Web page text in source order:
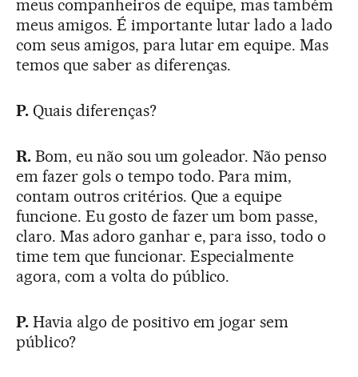
meus companheiros de equipe, mas também
meus amigos. É importante lutar lado a lado
com seus amigos, para lutar em equipe. Mas
temos que saber as diferenças.
P. Quais diferenças?
R.Bom, eu não sou um goleador. Não penso
em fazer gols o tempo todo. Para mim,
contam outros critérios. Que a equipe
funcione. Eu gosto de fazer um bom passe,
claro. Mas adoro ganhar e, para isso, todo o
time tem que funcionar. Especialmente
agora, com a volta do público.
P. Havia algo de positivo em jogar sem
público?